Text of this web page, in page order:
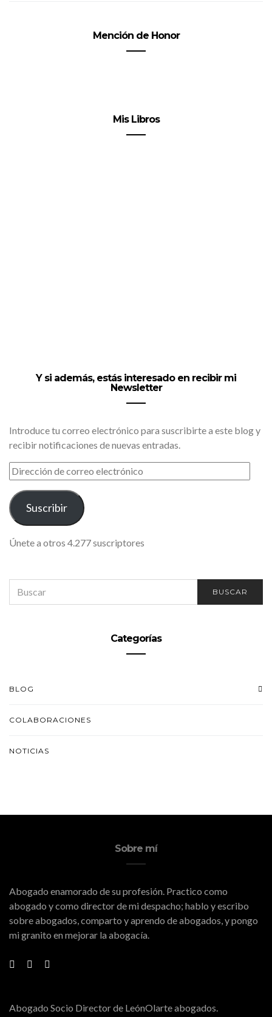
Mención de Honor
Mis Libros
Y si además, estás interesado en recibir mi
Newsletter
Introduce tu correo electrónico para suscribirte a este blog y
recibir notificaciones de nuevas entradas.
DIRECCIÓN
DE
CORREO
ELECTRÓNICO
Suscribir
Únete a otros 4.277 suscriptores
FOR:
BUSCAR
Categorías
BLOG
COLABORACIONES
NOTICIAS
Sobre mí
Abogado enamorado de su profesión. Practico como
abogado y como director de mi despacho; hablo y escribo
sobre abogados, comparto y aprendo de abogados, y pongo
mi granito en mejorar la abogacía.
Abogado Socio Director de LeónOlarte abogados.